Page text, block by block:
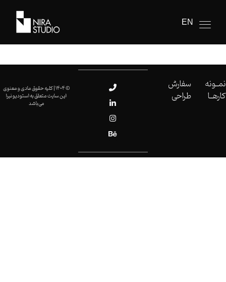
EN
نمــونه
کارهــا
سفارش
طراحی
© 1404 | کلیه حقوق مادی و معنوی
این سایت متعلق به استودیو نیرا
می‌باشد